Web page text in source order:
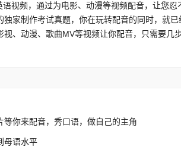
视频，通过为电影、动漫等视频配音，让您忍
家制作考试真题，你在玩转配音的同时，就已
、动漫、歌曲MV等视频让你配音，只需要几
你来配音，秀口语，做自己的主角
母语水平